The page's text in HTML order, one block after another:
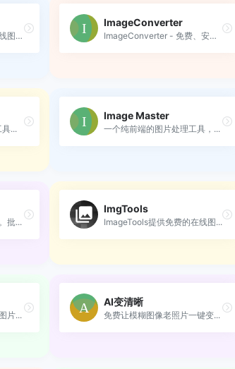
蜜蜂图床：快速稳定的在线图床服务，支持图片上传、存储与外链，轻松管理分发图片资源。
ImageConverter
ImageConverter - 免费、安全、高效的一站式图片格式转换工具。
...
Image Master
一个纯前端的图片处理工具，...
批...
ImgTools
ImageTools提供免费的在线图...
片...
AI变清晰
免费让模糊图像老照片一键变...